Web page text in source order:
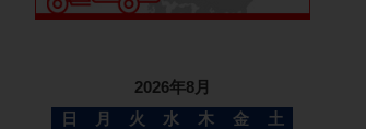
2026年8月
日
月 火 水 木 金
土